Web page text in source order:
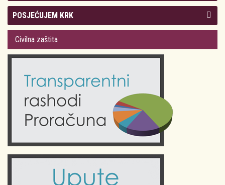
Kolegij gradonačelnika
Gradsko vijeće
Odluke Grada Krka (Službene novine PGŽ)
Obrazovanje
Komunalne usluge
Civilni sektor (arhiva udruga)
POSJEĆUJEM KRK
Plan Grada Krka
Krk 360° VR panorama
Krk uživo
Fotogalerije
Kalendar događanja
Turistička zajednica otoka Krka
Civilna zaštita